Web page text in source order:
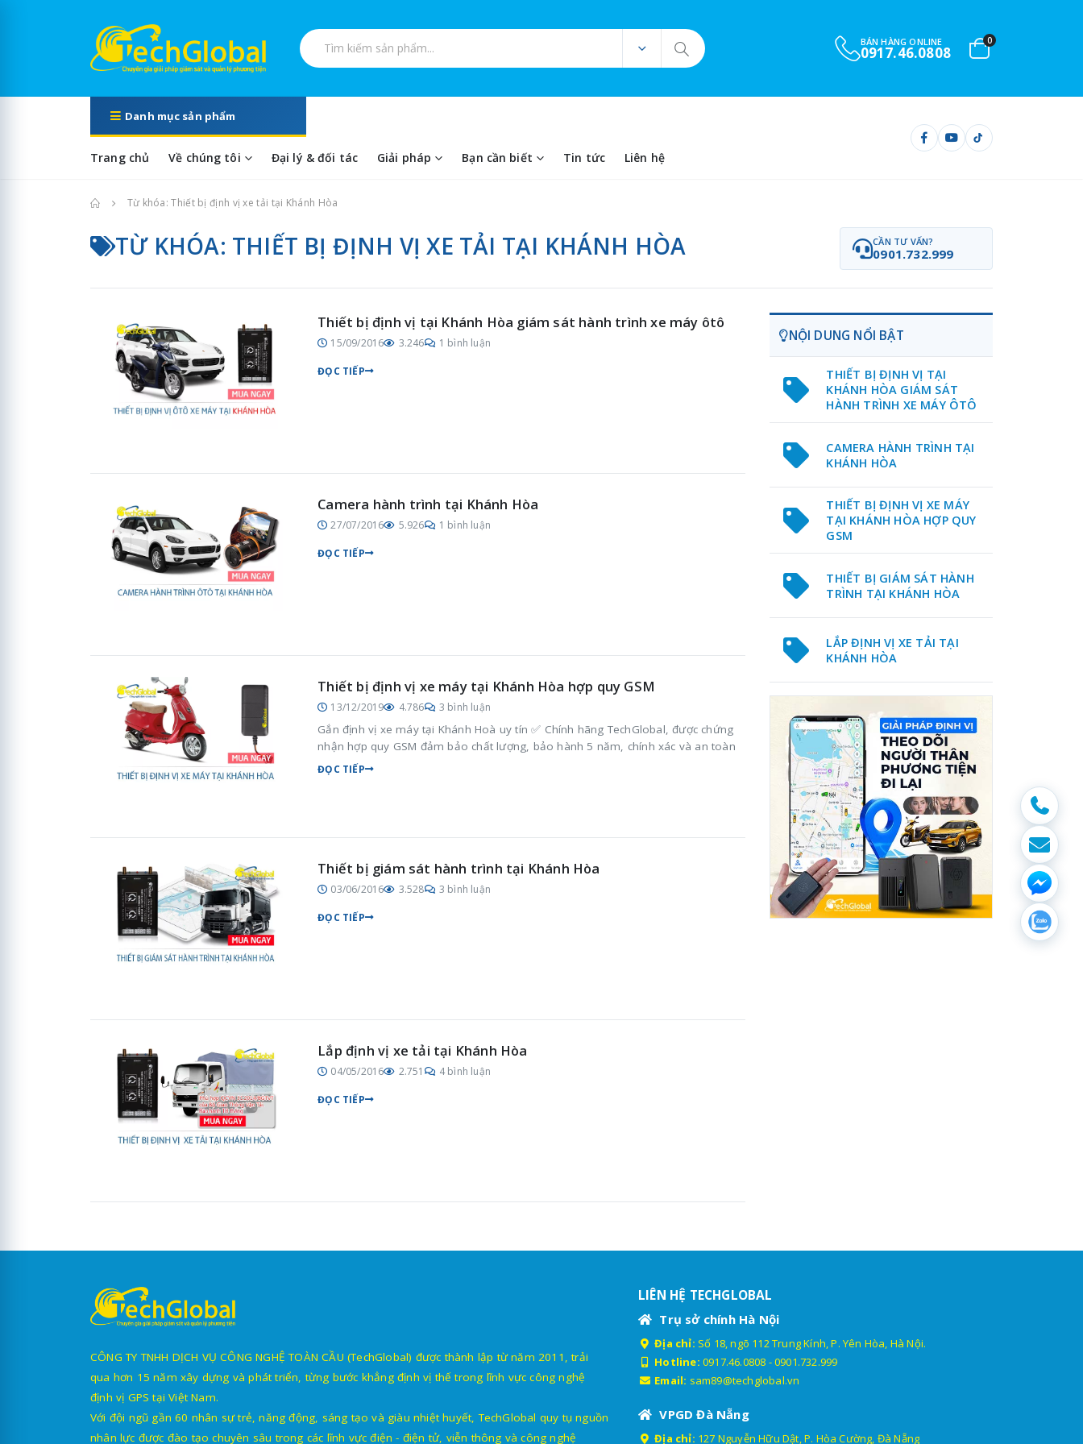
Tìm kiếm sản phẩm
BÁN HÀNG ONLINE
0917.46.0808
0
Danh mục sản phẩm
Trang chủ Về chúng tôi Đại lý & đối tác Giải pháp Bạn cần biết Tin tức Liên hệ
Trang chủTừ khóa: Thiết bị định vị xe tải tại Khánh Hòa
TỪ KHÓA: THIẾT BỊ ĐỊNH VỊ XE TẢI TẠI KHÁNH HÒA CẦN TƯ VẤN?
0901.732.999
Thiết bị định vị tại Khánh Hòa giám sát hành trình xe máy ôtô
15/09/2016 3.246 1 bình luận
ĐỌC TIẾP
Camera hành trình tại Khánh Hòa
27/07/2016 5.926 1 bình luận
ĐỌC TIẾP
Thiết bị định vị xe máy tại Khánh Hòa hợp quy GSM
13/12/2019 4.786 3 bình luận
Gắn định vị xe máy tại Khánh Hoà uy tín ✅ Chính hãng TechGlobal, được chứng
nhận hợp quy GSM đảm bảo chất lượng, bảo hành 5 năm, chính xác và an toàn
ĐỌC TIẾP
Thiết bị giám sát hành trình tại Khánh Hòa
03/06/2016 3.528 3 bình luận
ĐỌC TIẾP
Lắp định vị xe tải tại Khánh Hòa
04/05/2016 2.751 4 bình luận
ĐỌC TIẾP
NỘI DUNG NỔI BẬT
THIẾT BỊ ĐỊNH VỊ TẠI
KHÁNH HÒA GIÁM SÁT
HÀNH TRÌNH XE MÁY ÔTÔ
CAMERA HÀNH TRÌNH TẠI
KHÁNH HÒA
THIẾT BỊ ĐỊNH VỊ XE MÁY
TẠI KHÁNH HÒA HỢP QUY
GSM
THIẾT BỊ GIÁM SÁT HÀNH
TRÌNH TẠI KHÁNH HÒA
LẮP ĐỊNH VỊ XE TẢI TẠI
KHÁNH HÒA
CÔNG TY TNHH DỊCH VỤ CÔNG NGHỆ TOÀN CẦU (TechGlobal) được thành lập từ năm 2011, trải
qua hơn 15 năm xây dựng và phát triển, từng bước khẳng định vị thế trong lĩnh vực công nghệ
định vị GPS tại Việt Nam.
Với đội ngũ gần 60 nhân sự trẻ, năng động, sáng tạo và giàu nhiệt huyết, TechGlobal quy tụ nguồn
nhân lực được đào tạo chuyên sâu trong các lĩnh vực điện - điện tử, viễn thông và công nghệ
LIÊN HỆ TECHGLOBAL
Trụ sở chính Hà Nội
Địa chỉ: Số 18, ngõ 112 Trung Kính, P. Yên Hòa, Hà Nội.
Hotline: 0917.46.0808 -0901.732.999
Email: sam89@techglobal.vn
VPGD Đà Nẵng
Địa chỉ: 127 Nguyễn Hữu Dật, P. Hòa Cường, Đà Nẵng